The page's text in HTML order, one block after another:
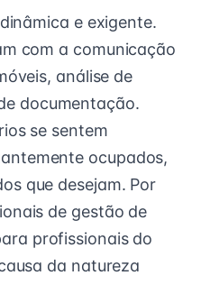
e exigente.
com a comunicação
análise de
documentação.
se sentem
ocupados,
que desejam. Por
de gestão de
profissionais do
da natureza